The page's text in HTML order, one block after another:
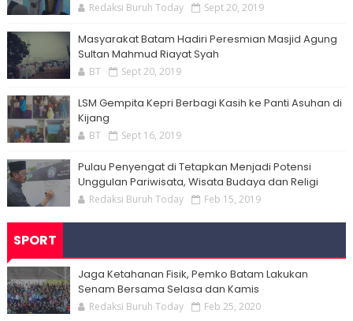
Redaksi Buruh Today Sept 20, 2019
Masyarakat Batam Hadiri Peresmian Masjid Agung
Sultan Mahmud Riayat Syah
BT Sept 20, 2019
LSM Gempita Kepri Berbagi Kasih ke Panti Asuhan di
Kijang
BT Sept 16, 2019
Pulau Penyengat di Tetapkan Menjadi Potensi
Unggulan Pariwisata, Wisata Budaya dan Religi
Redaksi Buruh Today Feb 15, 2019
SPORT
Jaga Ketahanan Fisik, Pemko Batam Lakukan
Senam Bersama Selasa dan Kamis
Redaksi Buruh Today Feb 25, 2020